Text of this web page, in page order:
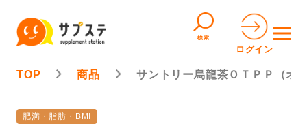
検索
ログイン
TOP 商品 サントリー烏龍茶ＯＴＰＰ（オ
肥満・脂肪・BMI